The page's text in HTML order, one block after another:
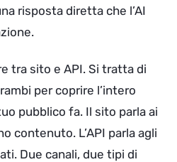
risposta diretta che l’AI
tra sito e API. Si tratta di
per coprire l’intero
pubblico fa. Il sito parla ai
contenuto. L’API parla agli
Due canali, due tipi di